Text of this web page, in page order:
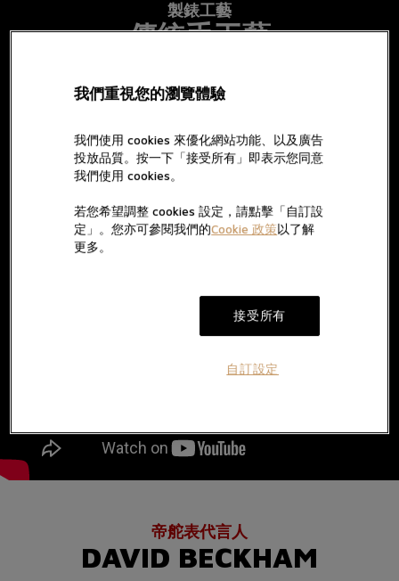
製錶工藝
傳統手工藝
的高科技部件均經過嚴密測試，鉅細無遺，即使最細微的部分也
無論外觀或性能均符合最嚴苛的產品需要，不但堅固耐用，外形
更美觀出眾。悅目動人，充滿攝人心弦的魅力，這是經得起時間
歷煉的精密機械。優秀的材質，堅實耐久的設計，每一枚腕錶都
帝舵表代言人
DAVID BECKHAM
我們重視您的瀏覽體驗
我們使用 cookies 來優化網站功能、以及廣告
投放品質。按一下「接受所有」即表示您同意
我們使用 cookies。
若您希望調整 cookies 設定，請點擊「自訂設
定」。您亦可參閱我們的Cookie 政策以了解
更多。
接受所有
自訂設定